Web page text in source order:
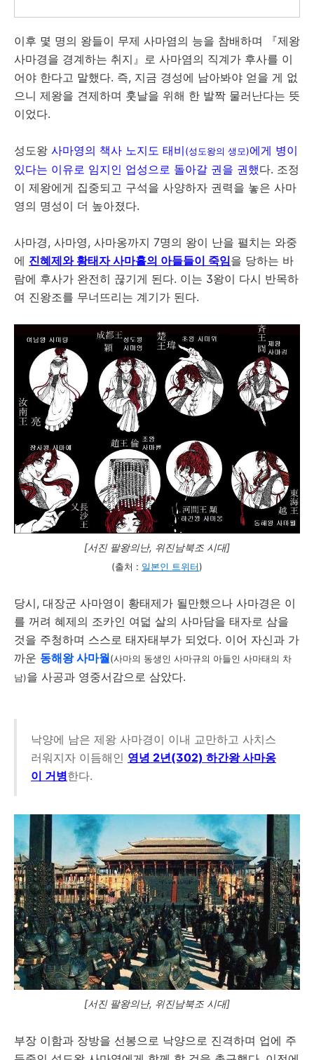
이후 몇 명의 왕들이 무제 사마염의 능을 참배하며 『제왕
사마경을 경계하는 취지』로 사마염의 직계가 후사를 이
어야 한다고 말했다. 즉, 지금 경성에 남아봐야 얻을 게 없
으니 제왕을 견제하며 훗날을 위해 한 발짝 물러난다는 뜻
이었다.
성도왕 사마영의 책사 노지도 태비(성도왕의 생모)에게 병이
있다는 이유로 임지인 업성으로 돌아갈 권을 권했다. 조정
이 제왕에게 집중되고 구석을 사양하자 권력을 놓은 사마
영의 명성이 더 높아졌다.
사마경, 사마영, 사마옹까지 7명의 왕이 난을 펼치는 와중
에 진혜제와 황태자 사마휼의 아들들이 죽임을 당하는 바
람에 후사가 완전히 끊기게 된다. 이는 3왕이 다시 반목하
여 진왕조를 무너뜨리는 계기가 된다.
[서진 팔왕의난, 위진남북조 시대]
(출처 : 일본인 트위터)
당시, 대장군 사마영이 황태제가 될만했으나 사마경은 이
를 꺼려 혜제의 조카인 여덟 살의 사마담을 태자로 삼을
것을 주청하며 스스로 태자태부가 되었다. 이어 자신과 가
까운 동해왕 사마월(사마의 동생인 사마규의 아들인 사마태의 차
남)을 사공과 영중서감으로 삼았다.
낙양에 남은 제왕 사마경이 이내 교만하고 사치스
러워지자 이듬해인 영녕 2년(302) 하간왕 사마옹
이 거병한다.
[서진 팔왕의난, 위진남북조 시대]
부장 이함과 장방을 선봉으로 낙양으로 진격하며 업에 주